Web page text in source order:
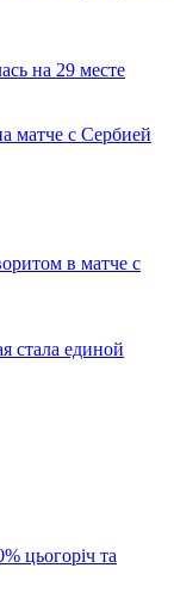
на 29 месте
матче с Сербией
в матче с
стала единой
цьогоріч та